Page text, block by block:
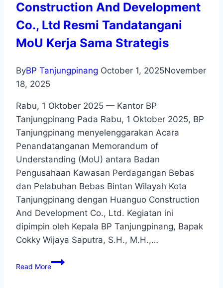
Construction And Development
Co., Ltd Resmi Tandatangani
MoU Kerja Sama Strategis
ByBP Tanjungpinang October 1, 2025November
18, 2025
Rabu, 1 Oktober 2025 — Kantor BP
Tanjungpinang Pada Rabu, 1 Oktober 2025, BP
Tanjungpinang menyelenggarakan Acara
Penandatanganan Memorandum of
Understanding (MoU) antara Badan
Pengusahaan Kawasan Perdagangan Bebas
dan Pelabuhan Bebas Bintan Wilayah Kota
Tanjungpinang dengan Huanguo Construction
And Development Co., Ltd. Kegiatan ini
dipimpin oleh Kepala BP Tanjungpinang, Bapak
Cokky Wijaya Saputra, S.H., M.H.,…
Read More